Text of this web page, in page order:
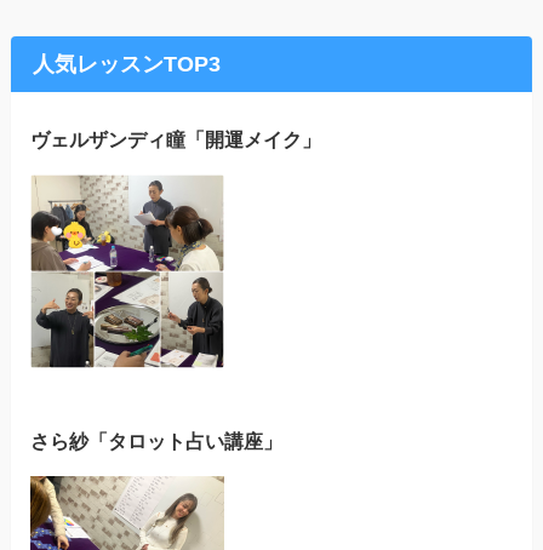
人気レッスンTOP3
ヴェルザンディ瞳「開運メイク」
さら紗「タロット占い講座」